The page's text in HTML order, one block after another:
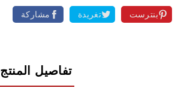
مشاركة تغريدة بنترست
تفاصيل المنتج